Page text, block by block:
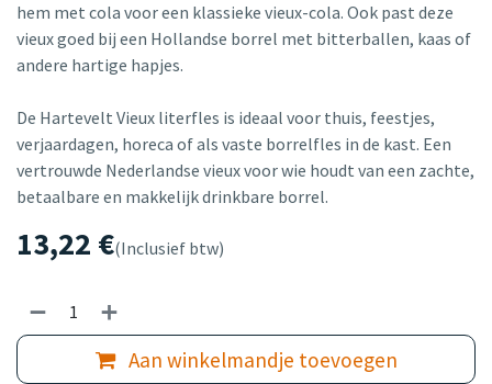
hem met cola voor een klassieke vieux-cola. Ook past deze
vieux goed bij een Hollandse borrel met bitterballen, kaas of
andere hartige hapjes.
De Hartevelt Vieux literfles is ideaal voor thuis, feestjes,
verjaardagen, horeca of als vaste borrelfles in de kast. Een
vertrouwde Nederlandse vieux voor wie houdt van een zachte,
betaalbare en makkelijk drinkbare borrel.
13,22 €(Inclusief btw)
Aan winkelmandje toevoegen